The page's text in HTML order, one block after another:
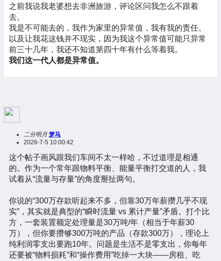
之前我说我老婆想去非洲旅游，评论区问我怎么不跟着
去。
我是不可能去的，我作为家里的异常值，我有我的责任。
以及让我花这钱并不现实，因为我这个异常值可能只异常
前三十几年，我还不知道第四十年有什么等着我。
我们这一代人都是异常值。
二分明月 梦马
2026-7-5 10:00:42
这个帖子画风跟我们车间不太一样哈，不过道理是相通
的。作为一个常年跟物料平衡、能量平衡打交道的人，我
试着从“流量与存量”的角度掰扯两句。
你说的“300万存款听起来不多，但靠30万年薪攒几乎不现
实”，其实就是典型的“瞬时流量 vs 累计产量”矛盾。打个比
方，一套装置额定处理量是30万吨/年（相当于年薪30
万），但你要攒够300万吨的产品（存款300万），理论上
纯利润零支出要跑10年。问题是生活不是零支出，你每年
还要被“物料损耗”和“操作费用”吃掉一大块——房租、吃